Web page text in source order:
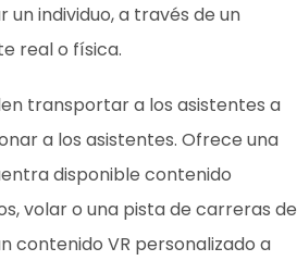
individuo, a través de un
real o física.
transportar a los asistentes a
a los asistentes. Ofrece una
disponible contenido
volar o una pista de carreras de
contenido VR personalizado a